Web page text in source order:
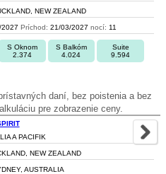
NEW ZEALAND
2027 Príchod: 21/03/2027 nocí: 11
S Oknom
2.374
S Balkóm
4.024
Suite
9.594
daní, bez poistenia a bez
pre zobrazenie ceny.
A PACIFIK
NEW ZEALAND
AUSTRALIA